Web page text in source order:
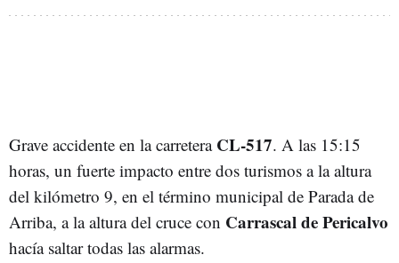
Grave accidente en la carretera CL-517. A las 15:15
horas, un fuerte impacto entre dos turismos a la altura
del kilómetro 9, en el término municipal de Parada de
Arriba, a la altura del cruce con Carrascal de Pericalvo
hacía saltar todas las alarmas.